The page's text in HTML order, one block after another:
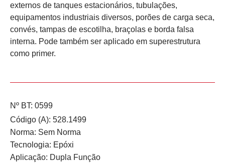
externos de tanques estacionários, tubulações,
equipamentos industriais diversos, porões de carga seca,
convés, tampas de escotilha, braçolas e borda falsa
interna. Pode também ser aplicado em superestrutura
como primer.
Nº BT: 0599
Código (A): 528.1499
Norma: Sem Norma
Tecnologia: Epóxi
Aplicação: Dupla Função